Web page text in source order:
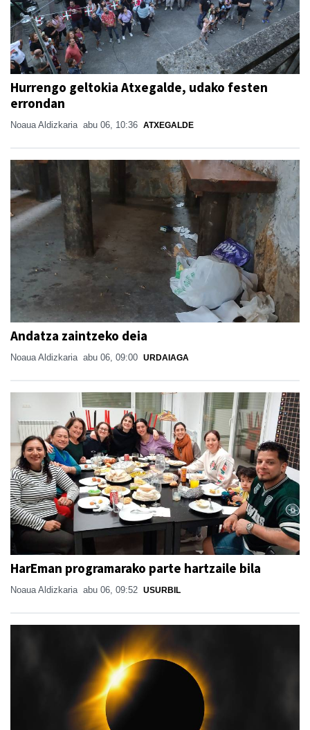
Hurrengo geltokia Atxegalde, udako festen
errondan
Noaua Aldizkaria abu 06, 10:36 ATXEGALDE
Andatza zaintzeko deia
Noaua Aldizkaria abu 06, 09:00 URDAIAGA
HarEman programarako parte hartzaile bila
Noaua Aldizkaria abu 06, 09:52 USURBIL